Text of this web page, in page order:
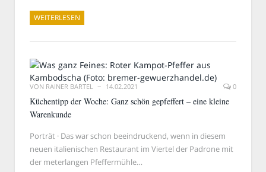
WEITERLESEN
VON RAINER BARTEL 14.02.2021 0
Küchentipp der Woche: Ganz schön gepfeffert – eine kleine
Warenkunde
Porträt · Das war schon beeindruckend, wenn in diesem
neuen italienischen Restaurant im Viertel der Padrone mit
der meterlangen Pfeffermühle…